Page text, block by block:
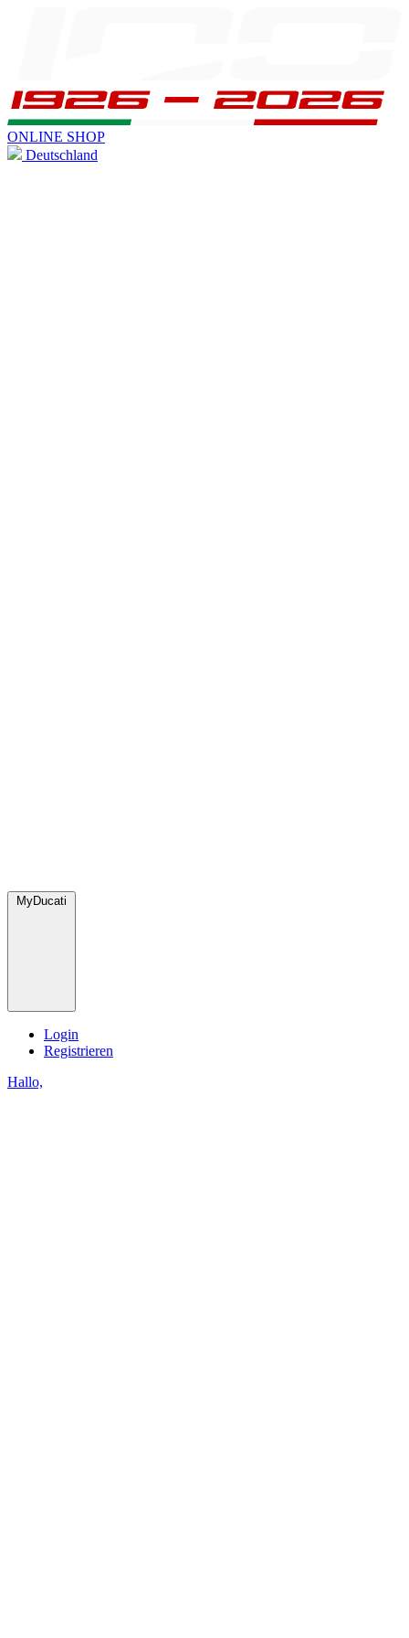
ONLINE SHOP
Deutschland
MyDucati
Login
Registrieren
Hallo,